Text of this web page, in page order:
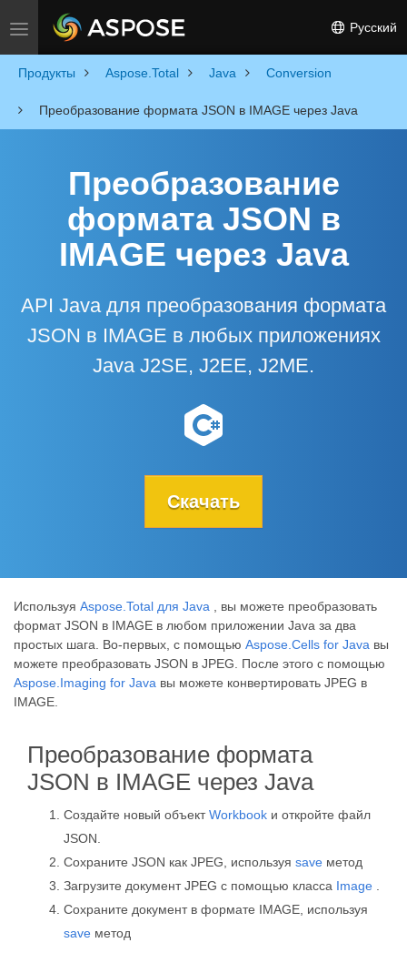
Toggle navigation Русский
Продукты Aspose.Total Java Conversion
Преобразование формата JSON в IMAGE через Java
Преобразование
формата JSON в
IMAGE через Java
API Java для преобразования формата
JSON в IMAGE в любых приложениях
Java J2SE, J2EE, J2ME.
Скачать
Используя Aspose.Total для Java , вы можете преобразовать
формат JSON в IMAGE в любом приложении Java за два
простых шага. Во-первых, с помощью Aspose.Cells for Java вы
можете преобразовать JSON в JPEG. После этого с помощью
Aspose.Imaging for Java вы можете конвертировать JPEG в
IMAGE.
Преобразование формата
JSON в IMAGE через Java
Создайте новый объектWorkbook и откройте файл
JSON.
Сохраните JSON как JPEG, используя save метод
Загрузите документ JPEG с помощью класса Image
Сохраните документ в формате IMAGE, используя
save метод